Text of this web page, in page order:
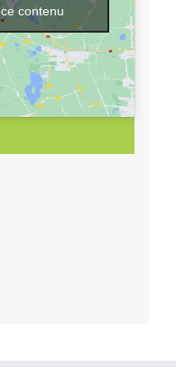
contenu